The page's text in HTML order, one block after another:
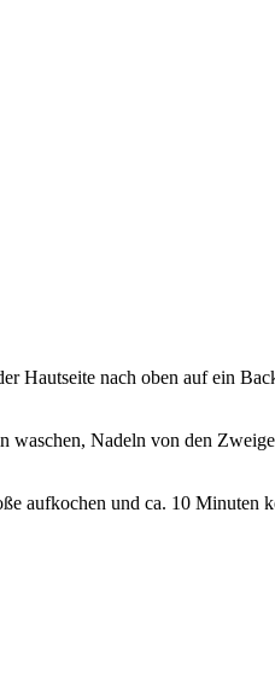
Hautseite nach oben auf ein
waschen, Nadeln von den
aufkochen und ca. 10 Minuten